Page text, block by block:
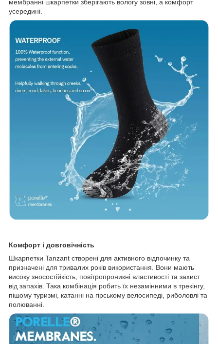
мембранні шкарпетки зберігають вологу зовні, а комфорт
усередині.
Комфорт і довговічність
Шкарпетки Tanzant створені для активного відпочинку та
призначені для тривалих років використання. Вони мають
високу зносостійкість, повітропроникні властивості та захист
від запахів. Така комбінація робить їх незамінними в трекінгу,
пішому туризмі, катанні на гірському велосипеді, риболовлі та
полюванні.